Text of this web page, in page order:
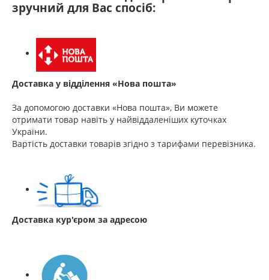
зручний для Вас спосіб:
Доставка у відділення «Нова пошта»
За допомогою доставки «Нова пошта», Ви можете
отримати товар навіть у найвіддаленіших куточках
України.
Вартість доставки товарів згідно з тарифами перевізника.
Доставка кур'єром за адресою